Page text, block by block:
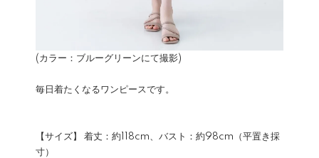
(カラー：ブルーグリーンにて撮影)
毎日着たくなるワンピースです。
【サイズ】 着丈：約118cm、バスト：約98cm（平置き採
寸）